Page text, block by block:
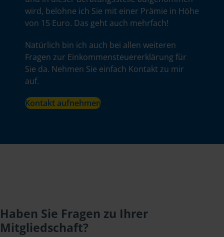
wird, belohne ich Sie mit einer Prämie in Höhe
von 15 Euro. Das geht auch mehrfach!
Natürlich bin ich auch bei allen weiteren
Fragen zur Einkommensteuererklärung für
Sie da. Nehmen Sie einfach Kontakt zu mir
auf.
Kontakt aufnehmen
Haben Sie Fragen zu Ihrer
Mitgliedschaft?